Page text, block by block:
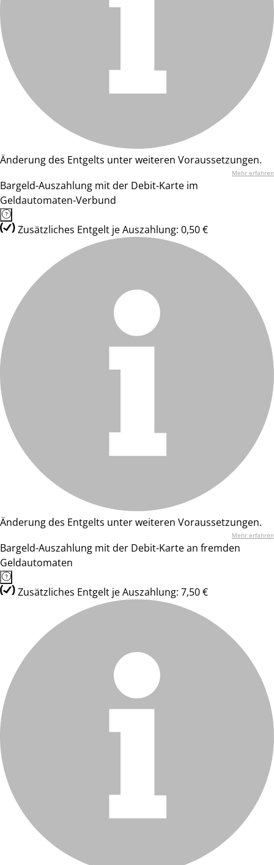
Änderung des Entgelts unter weiteren Voraussetzungen.
Mehr erfahren
Bargeld-Auszahlung mit der Debit-Karte im
Geldautomaten-Verbund
Zusätzliches Entgelt je Auszahlung: 0,50 €
Änderung des Entgelts unter weiteren Voraussetzungen.
Mehr erfahren
Bargeld-Auszahlung mit der Debit-Karte an fremden
Geldautomaten
Zusätzliches Entgelt je Auszahlung: 7,50 €